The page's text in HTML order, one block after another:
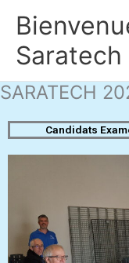
Saratech
SARATECH
Candidats